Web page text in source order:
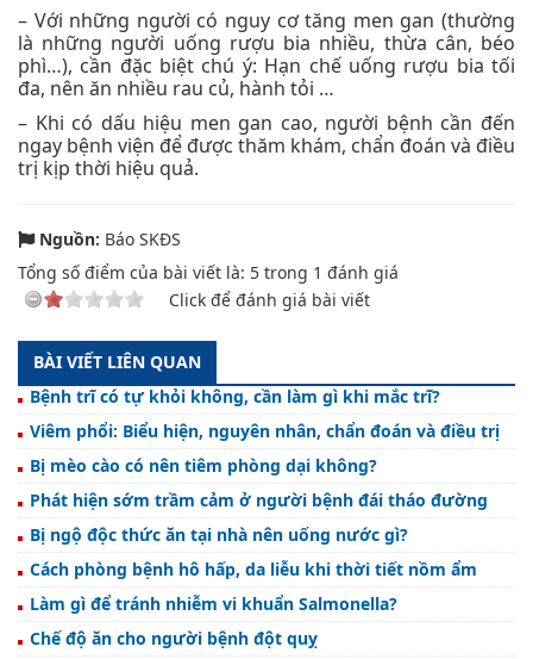
– Với những người có nguy cơ tăng men gan (thường
là những người uống rượu bia nhiều, thừa cân, béo
phì…), cần đặc biệt chú ý: Hạn chế uống rượu bia tối
đa, nên ăn nhiều rau củ, hành tỏi …
– Khi có dấu hiệu men gan cao, người bệnh cần đến
ngay bệnh viện để được thăm khám, chẩn đoán và điều
trị kịp thời hiệu quả.
Nguồn: Báo SKĐS
Tổng số điểm của bài viết là: 5 trong 1 đánh giá
Click để đánh giá bài viết
BÀI VIẾT LIÊN QUAN
Bệnh trĩ có tự khỏi không, cần làm gì khi mắc trĩ?
Viêm phổi: Biểu hiện, nguyên nhân, chẩn đoán và điều trị
Bị mèo cào có nên tiêm phòng dại không?
Phát hiện sớm trầm cảm ở người bệnh đái tháo đường
Bị ngộ độc thức ăn tại nhà nên uống nước gì?
Cách phòng bệnh hô hấp, da liễu khi thời tiết nồm ẩm
Làm gì để tránh nhiễm vi khuẩn Salmonella?
Chế độ ăn cho người bệnh đột quỵ